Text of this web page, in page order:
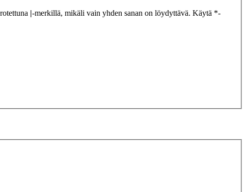
|-merkillä, mikäli vain yhden sanan on löydyttävä. Käytä *-